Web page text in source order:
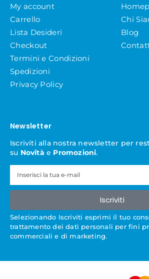
My account
Carrello
Lista Desideri
Checkout
Termini e Condizioni
Spedizioni
Privacy Policy
Chi
Blog
Newsletter
Iscriviti alla nostra newsletter per
su Novità e Promozioni.
Iscriviti
Selezionando Iscriviti esprimi il tuo
trattamento dei dati personali per fini
commerciali e di marketing.